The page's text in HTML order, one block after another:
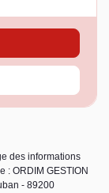
des informations
: ORDIM GESTION
- 89200